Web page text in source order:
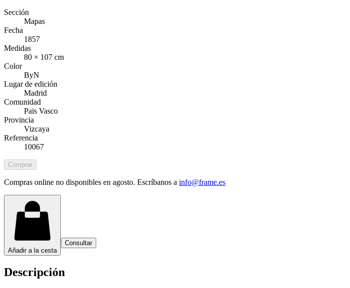
Sección
Mapas
Fecha
1857
Medidas
80 × 107 cm
Color
ByN
Lugar de edición
Madrid
Comunidad
Pais Vasco
Provincia
Vizcaya
Referencia
10067
Comprar
Compras online no disponibles en agosto. Escríbanos a info@frame.es
Añadir a la cesta
Consultar
Descripción